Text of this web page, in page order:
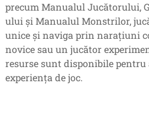
precum Manualul Jucătorului,
ului și Manualul Monstrilor,
unice și naviga prin narațiuni
novice sau un jucător
resurse sunt disponibile
experiența de joc.